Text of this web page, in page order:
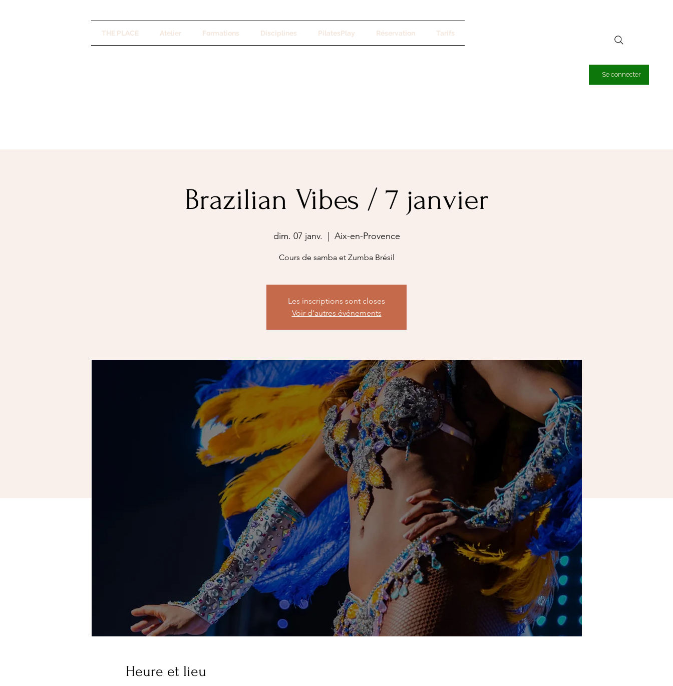
THE PLACE Atelier Formations Disciplines PilatesPlay Réservation Tarifs
Se connecter
Brazilian Vibes / 7 janvier
dim. 07 janv. Aix-en-Provence
Cours de samba et Zumba Brésil
Les inscriptions sont closes
Voir d'autres événements
Heure et lieu